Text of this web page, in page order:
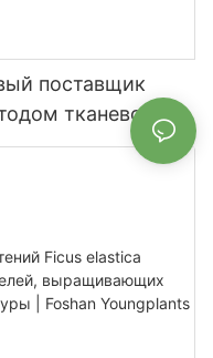
поставщик
тканевой
Kerchoveana |